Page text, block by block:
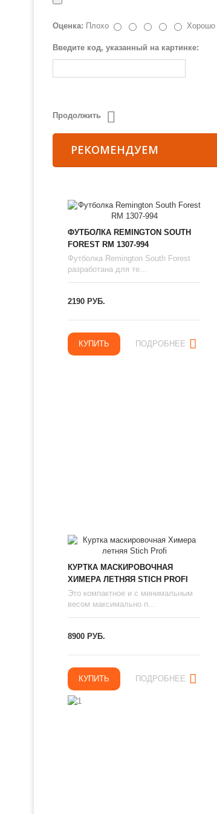
Оценка: Плохо Хорошо
Введите код, указанный на картинке:
Продолжить
РЕКОМЕНДУЕМ
ФУТБОЛКА REMINGTON SOUTH
FOREST RM 1307-994
Футболка Remington South Forest
разработана для те...
2190 РУБ.
КУПИТЬ ПОДРОБНЕЕ
КУРТКА МАСКИРОВОЧНАЯ
ХИМЕРА ЛЕТНЯЯ STICH PROFI
Это компактное и с минимальным
весом максимально п...
8900 РУБ.
КУПИТЬ ПОДРОБНЕЕ